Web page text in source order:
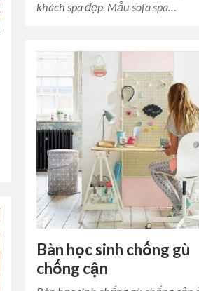
khách spa đẹp. Mẫu sofa spa…
Bàn học sinh chống gù
chống cận